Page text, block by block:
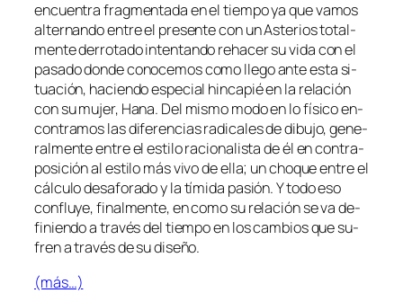
en­cuen­tra frag­men­ta­da en el tiem­po ya que va­mos
al­ter­nan­do en­tre el pre­sen­te con un Asterios to­tal­
men­te de­rro­ta­do in­ten­tan­do reha­cer su vi­da con el
pa­sa­do don­de co­no­ce­mos co­mo lle­go an­te es­ta si­
tua­ción, ha­cien­do es­pe­cial hin­ca­pié en la re­la­ción
con su mu­jer, Hana. Del mis­mo mo­do en lo fí­si­co en­
con­tra­mos las di­fe­ren­cias ra­di­ca­les de di­bu­jo, ge­ne­
ral­men­te en­tre el es­ti­lo ra­cio­na­lis­ta de él en con­tra­
po­si­ción al es­ti­lo más vi­vo de ella; un cho­que en­tre el
cálcu­lo des­afo­ra­do y la tí­mi­da pa­sión. Y to­do eso
con­flu­ye, fi­nal­men­te, en co­mo su re­la­ción se va de­
fi­nien­do a tra­vés del tiem­po en los cam­bios que su­
fren a tra­vés de su diseño.
(más…)